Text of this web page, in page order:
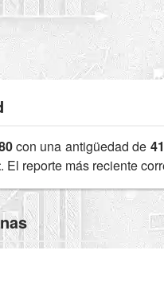
con una antigüedad de
. El reporte más reciente